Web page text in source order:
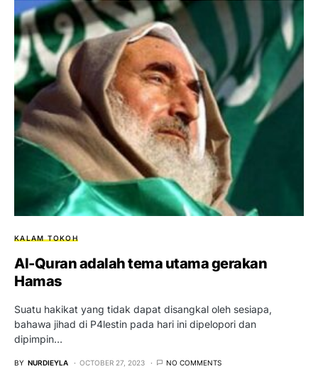
KALAM TOKOH
Al-Quran adalah tema utama gerakan
Hamas
Suatu hakikat yang tidak dapat disangkal oleh sesiapa,
bahawa jihad di P4lestin pada hari ini dipelopori dan
dipimpin…
BY NURDIEYLA OCTOBER 27, 2023 NO COMMENTS